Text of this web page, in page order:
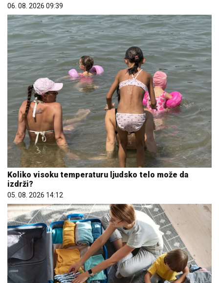
06. 08. 2026 09:39
Koliko visoku temperaturu ljudsko telo može da
izdrži?
05. 08. 2026 14:12